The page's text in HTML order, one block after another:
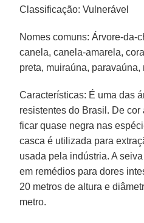
Classificação: Vulnerável
Nomes comuns: Árvore-da-
canela, canela-amarela,
preta, muiraúna, paravaúna,
Características: É uma das
resistentes do Brasil. De cor
ficar quase negra nas
casca é utilizada para
usada pela indústria. A
em remédios para dores
20 metros de altura e
metro.